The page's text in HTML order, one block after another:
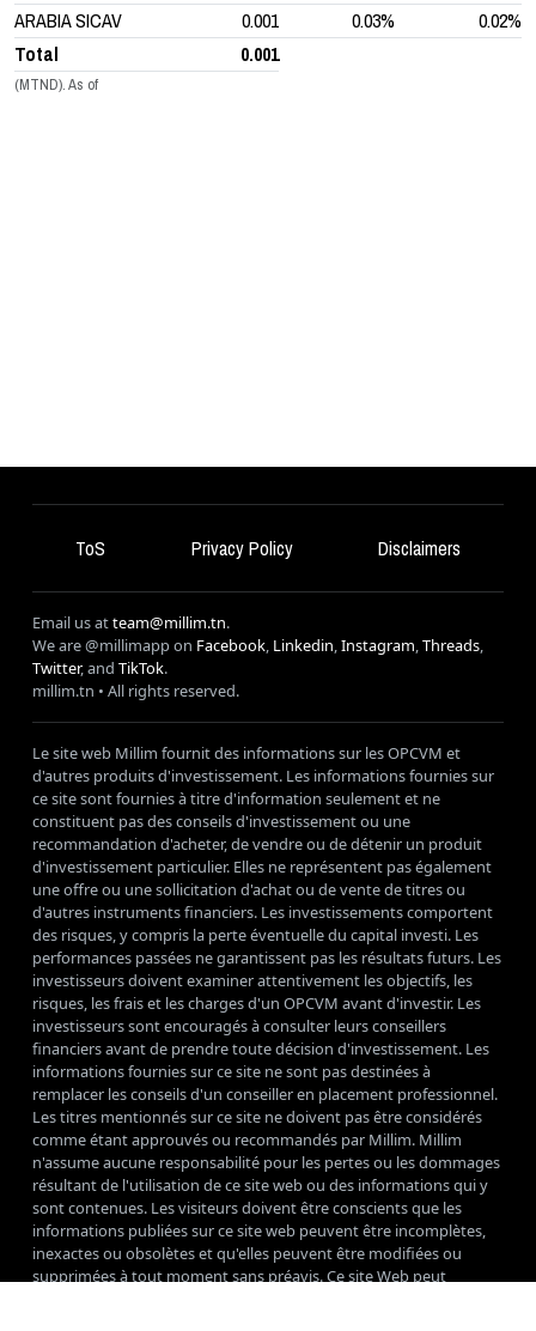
(MTND). As of
ARABIA SICAV 0.001 0.03%
0.02%
Total
0.001
ToS Privacy Policy Disclaimers
Email us atteam@millim.tn.
We are @millimapp on Facebook, Linkedin,Instagram,Threads,
Twitter, and TikTok.
millim.tn • All rights reserved.
Le site web Millim fournit des informations sur les OPCVM et
d'autres produits d'investissement. Les informations fournies sur
ce site sont fournies à titre d'information seulement et ne
constituent pas des conseils d'investissement ou une
recommandation d'acheter, de vendre ou de détenir un produit
d'investissement particulier. Elles ne représentent pas également
une offre ou une sollicitation d'achat ou de vente de titres ou
d'autres instruments financiers. Les investissements comportent
des risques, y compris la perte éventuelle du capital investi. Les
performances passées ne garantissent pas les résultats futurs. Les
investisseurs doivent examiner attentivement les objectifs, les
risques, les frais et les charges d'un OPCVM avant d'investir. Les
investisseurs sont encouragés à consulter leurs conseillers
financiers avant de prendre toute décision d'investissement. Les
informations fournies sur ce site ne sont pas destinées à
remplacer les conseils d'un conseiller en placement professionnel.
Les titres mentionnés sur ce site ne doivent pas être considérés
comme étant approuvés ou recommandés par Millim. Millim
n'assume aucune responsabilité pour les pertes ou les dommages
résultant de l'utilisation de ce site web ou des informations qui y
sont contenues. Les visiteurs doivent être conscients que les
informations publiées sur ce site web peuvent être incomplètes,
inexactes ou obsolètes et qu'elles peuvent être modifiées ou
supprimées à tout moment sans préavis. Ce site Web peut